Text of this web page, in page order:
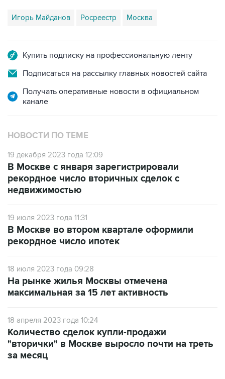
Игорь Майданов Росреестр Москва
Купить подписку на профессиональную ленту
Подписаться на рассылку главных новостей сайта
Получать оперативные новости в официальном
канале
НОВОСТИ ПО ТЕМЕ
19 декабря 2023 года 12:09
В Москве с января зарегистрировали
рекордное число вторичных сделок с
недвижимостью
19 июля 2023 года 11:31
В Москве во втором квартале оформили
рекордное число ипотек
18 июля 2023 года 09:28
На рынке жилья Москвы отмечена
максимальная за 15 лет активность
18 апреля 2023 года 10:24
Количество сделок купли-продажи
"вторички" в Москве выросло почти на треть
за месяц